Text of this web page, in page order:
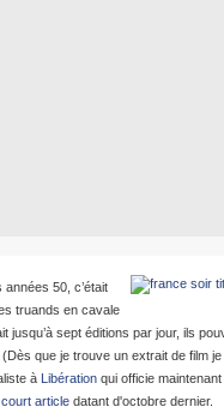
50, c’était
truands en cavale
jusqu’à sept éditions par jour, ils
que je trouve un extrait de film je
à Libération qui officie
article datant d'octobre dernier.